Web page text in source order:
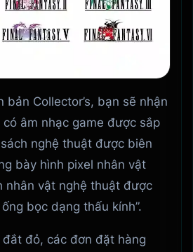
bản Collector’s, bạn sẽ nhận
âm nhạc game được sắp
nghệ thuật được biên
bày hình pixel nhân vật
nhân vật nghệ thuật được
bọc dạng thấu kính”.
đỏ, các đơn đặt hàng